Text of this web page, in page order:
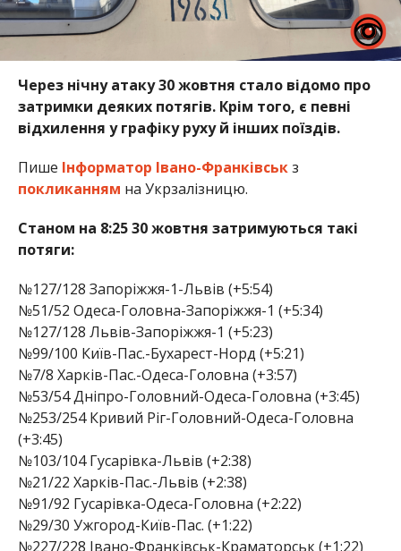
Через нічну атаку 30 жовтня стало відомо про
затримки деяких потягів. Крім того, є певні
відхилення у графіку руху й інших поїздів.
Пише Інформатор Івано-Франківськз
покликанням на Укрзалізницю.
Станом на 8:25 30 жовтня затримуються такі
потяги:
№127/128 Запоріжжя-1-Львів (+5:54)
№51/52 Одеса-Головна-Запоріжжя-1 (+5:34)
№127/128 Львів-Запоріжжя-1 (+5:23)
№99/100 Київ-Пас.-Бухарест-Норд (+5:21)
№7/8 Харків-Пас.-Одеса-Головна (+3:57)
№53/54 Дніпро-Головний-Одеса-Головна (+3:45)
№253/254 Кривий Ріг-Головний-Одеса-Головна
(+3:45)
№103/104 Гусарівка-Львів (+2:38)
№21/22 Харків-Пас.-Львів (+2:38)
№91/92 Гусарівка-Одеса-Головна (+2:22)
№29/30 Ужгород-Київ-Пас. (+1:22)
№227/228 Івано-Франківськ-Краматорськ (+1:22)